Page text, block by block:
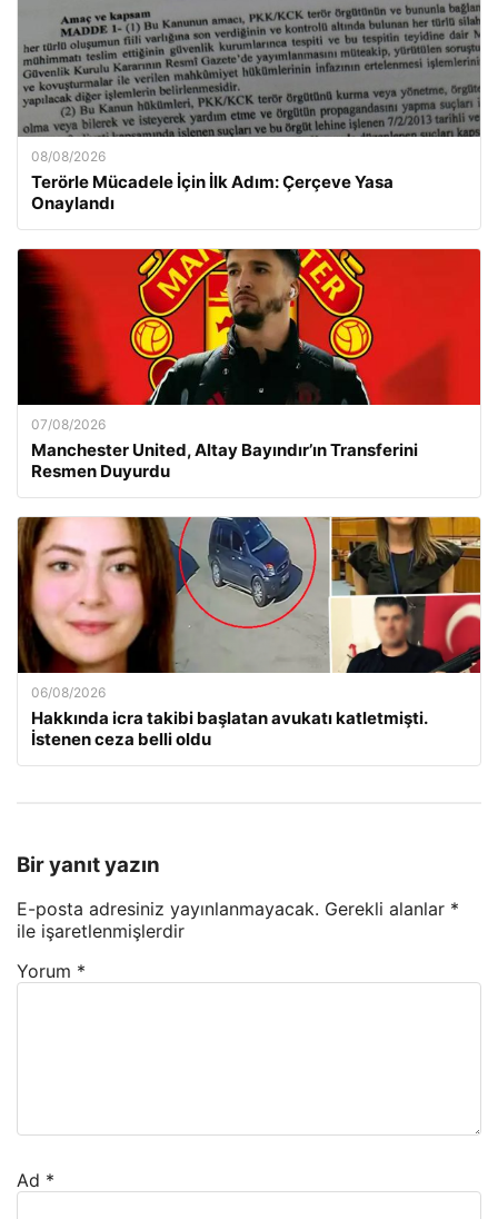
08/08/2026
Terörle Mücadele İçin İlk Adım: Çerçeve Yasa
Onaylandı
07/08/2026
Manchester United, Altay Bayındır’ın Transferini
Resmen Duyurdu
06/08/2026
Hakkında icra takibi başlatan avukatı katletmişti.
İstenen ceza belli oldu
Bir yanıt yazın
E-posta adresiniz yayınlanmayacak. Gerekli alanlar *
ile işaretlenmişlerdir
Yorum *
Ad *